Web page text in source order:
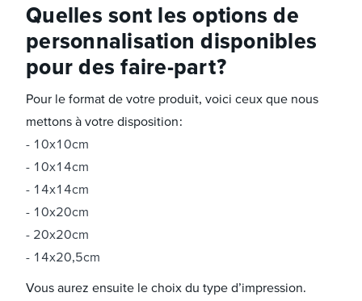
Quelles sont les options de
personnalisation disponibles
pour des faire-part ?
Pour le format de votre produit, voici ceux que nous
mettons à votre disposition :
10x10cm
10x14cm
14x14cm
10x20cm
20x20cm
14x20,5cm
Vous aurez ensuite le choix du type d’impression.